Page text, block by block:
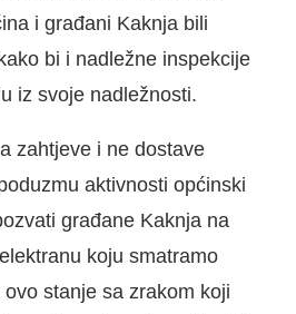
i građani Kaknja bili
bi i nadležne inspekcije
iz svoje nadležnosti.
zahtjeve i ne dostave
aktivnosti općinski
građane Kaknja na
koju smatramo
stanje sa zrakom koji